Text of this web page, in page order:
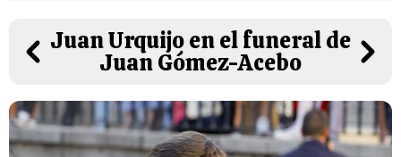
Juan Urquijo en el funeral de
Juan Gómez-Acebo